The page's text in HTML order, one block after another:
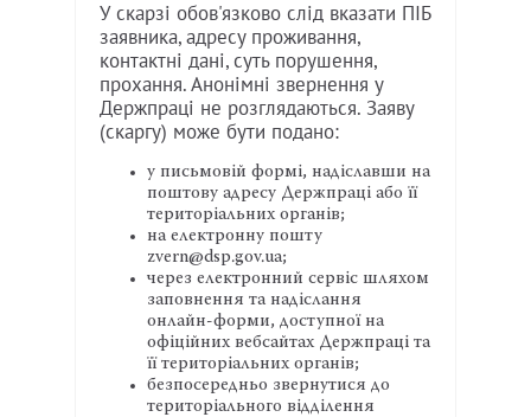
У скарзі обов'язково слід вказати ПІБ
заявника, адресу проживання,
контактні дані, суть порушення,
прохання. Анонімні звернення у
Держпраці не розглядаються. Заяву
(скаргу) може бути подано:
у письмовій формі, надіславши на
поштову адресу Держпраці або її
територіальних органів;
на електронну пошту
zvern@dsp.gov.ua;
через електронний сервіс шляхом
заповнення та надіслання
онлайн-форми, доступної на
офіційних вебсайтах Держпраці та
її територіальних органів;
безпосередньо звернутися до
територіального відділення